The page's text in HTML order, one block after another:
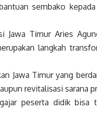
sembako
Jawa Timur Aries
langkah
Jawa Timur yang
revitalisasi sarana
peserta didik bisa